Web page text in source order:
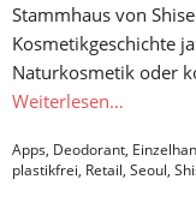
Stammhaus von
Kosmetikgeschichte
Naturkosmetik oder
Weiterlesen…
Apps, Deodorant,
plastikfrei, Retail, Seoul,